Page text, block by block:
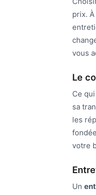
prix.
vous
Le
Ce
sa
les
votre
Un